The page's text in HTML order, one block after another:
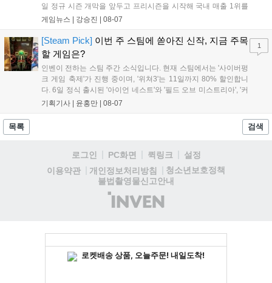
일 정규 시즌 개막을 앞두고 프리시즌을 시작해 국내 매출 1위를
기록했습니다. 25주년을 맞은 '고스트 리콘' 시리즈는 8월 6일 쇼
'마블 투혼: 파이팅 소울즈'와 레트로 수리 시뮬레이션 '리스토
리'도 스팀에 정식 출시되었습니다....
게임뉴스 | 강승진 | 08-07
[Steam Pick] 이번 주 스팀에 쏟아진 신작, 지금 주목
할 게임은?
인벤이 전하는 스팀 주간 소식입니다. 현재 스팀에서는 '사이버펑
크 게임 축제'가 진행 중이며, '위쳐3'는 11일까지 80% 할인합니
다. 6일 정식 출시된 '아이언 네스트'와 '필드 오브 미스트리아', '커
세어 코브'가 호평받고 있습니다. 한편, 7일 출시된 '마블 투혼'은
다. 유비소프트의 '고스트리콘: 와일드랜드'는 7년 만의 대규모 업
기획기사 | 윤홍만 | 08-07
1
목록 검색
로그인 PC화면 퀵링크
설정
이용약관
개인정보처리방침
청소년보호정책
불법촬영물신고안내
(주)
인